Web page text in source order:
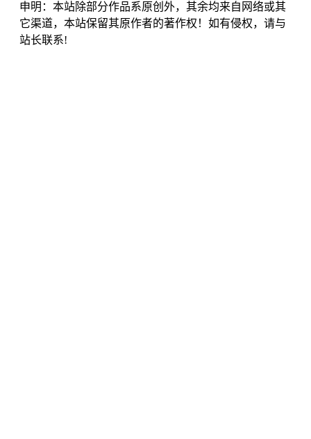
申明：本站除部分作品系原创外，其余均来自网络或其
它渠道，本站保留其原作者的著作权！如有侵权，请与
站长联系!